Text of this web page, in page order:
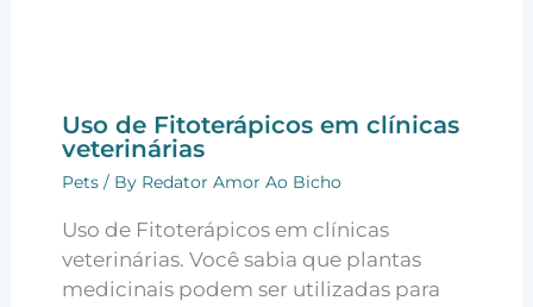
Uso de Fitoterápicos em clínicas
veterinárias
Pets/ By Redator Amor Ao Bicho
Uso de Fitoterápicos em clínicas
veterinárias. Você sabia que plantas
medicinais podem ser utilizadas para